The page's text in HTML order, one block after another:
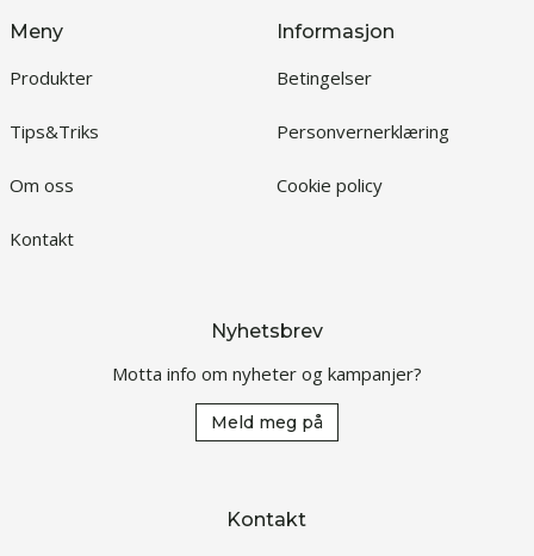
Meny
Produkter
Tips&Triks
Om oss
Kontakt
Informasjon
Betingelser
Personvernerklæring
Cookie policy
Nyhetsbrev
Motta info om nyheter og kampanjer?
Meld meg på
Kontakt